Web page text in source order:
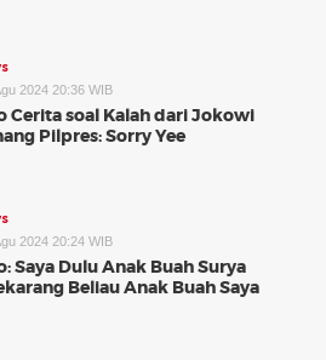
2024 20:36 WIB
Cerita soal Kalah dari Jokowi
Pilpres: Sorry Yee
2024 20:24 WIB
Saya Dulu Anak Buah Surya
Beliau Anak Buah Saya